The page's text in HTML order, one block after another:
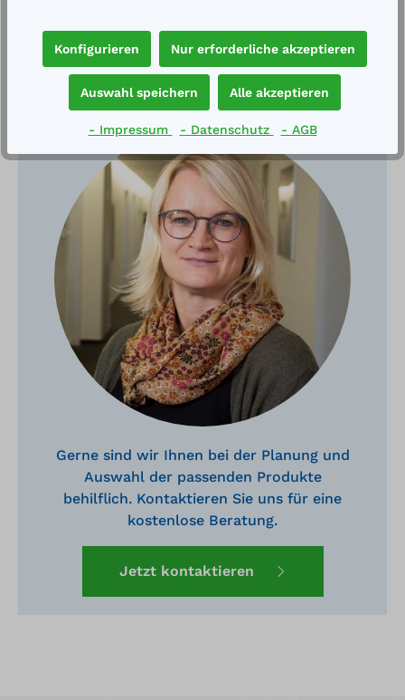
Haben Sie Fragen?
Gerne sind wir Ihnen bei der Planung und
Auswahl der passenden Produkte
behilflich. Kontaktieren Sie uns für eine
kostenlose Beratung.
Jetzt kontaktieren
Konfigurieren Nur erforderliche akzeptieren
Auswahl speichern Alle akzeptieren
- Impressum - Datenschutz - AGB